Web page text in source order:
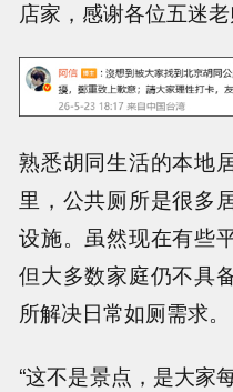
店家，感谢各位五迷老
熟悉胡同生活的本地
里，公共厕所是很多
设施。虽然现在有些
但大多数家庭仍不具
所解决日常如厕需求。
“这不是景点，是大家